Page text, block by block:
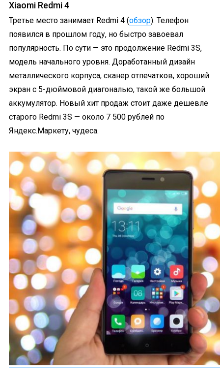
Xiaomi Redmi 4
Третье место занимает Redmi 4 (обзор). Телефон
появился в прошлом году, но быстро завоевал
популярность. По сути — это продолжение Redmi 3S,
модель начального уровня. Доработанный дизайн
металлического корпуса, сканер отпечатков, хороший
экран с 5-дюймовой диагональю, такой же большой
аккумулятор. Новый хит продаж стоит даже дешевле
старого Redmi 3S — около 7 500 рублей по
Яндекс.Маркету, чудеса.